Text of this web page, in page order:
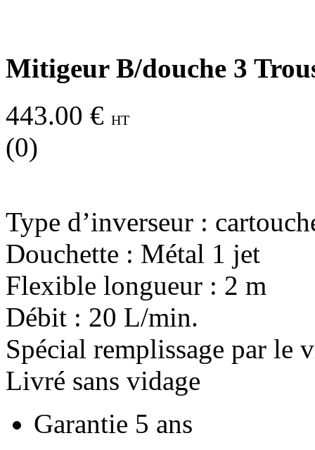
Mitigeur B/douche 3
443.00 € HT
(0)
Type d’inverseur :
Douchette : Métal 1 jet
Flexible longueur : 2 m
Débit : 20 L/min.
Spécial remplissage par le
Livré sans vidage
Garantie 5 ans